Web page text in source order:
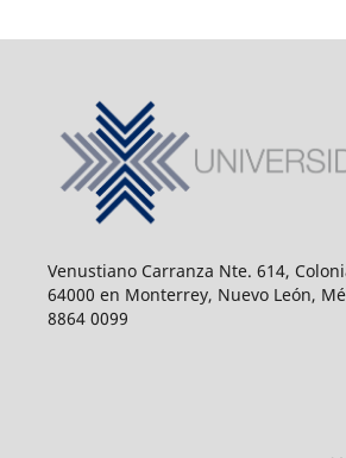
Venustiano Carranza Nte. 614,
64000 en Monterrey, Nuevo León,
8864 0099